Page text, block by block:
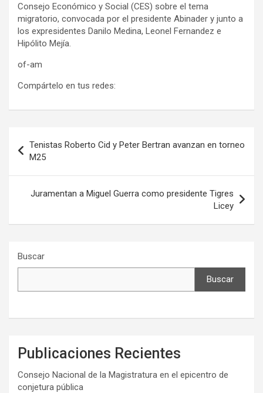
Consejo Económico y Social (CES) sobre el tema
migratorio, convocada por el presidente Abinader y junto a
los expresidentes Danilo Medina, Leonel Fernandez e
Hipólito Mejía.
of-am
Compártelo en tus redes:
de
entradas
Tenistas Roberto Cid y Peter Bertran avanzan en torneo
M25
Juramentan a Miguel Guerra como presidente Tigres
Licey
Buscar
Buscar
Publicaciones Recientes
Consejo Nacional de la Magistratura en el epicentro de
conjetura pública